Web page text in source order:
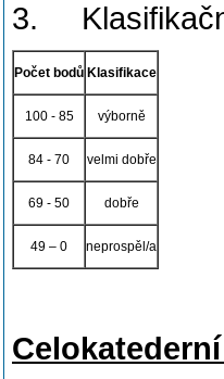
3.
Počet bodů Klasifikace
100 - 85 výborně
84 - 70 velmi dobře
69 - 50 dobře
49 – 0 neprospěl/a